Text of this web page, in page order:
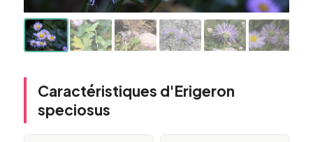
Caractéristiques d'Erigeron
speciosus